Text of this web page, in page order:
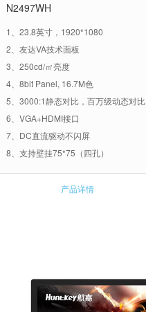
N2497WH
1、23.8英寸，1920*1080
2、友达VA技术面板
3、250cd/㎡亮度
4、8bit Panel, 16.7M色
5、3000:1静态对比，百万级动态对比
6、VGA+HDMI接口
7、DC直流驱动不闪屏
8、支持壁挂75*75（四孔）
产品详情